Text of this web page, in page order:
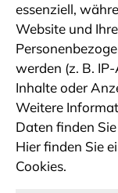
essenziell,
Website und
werden (z. B.
Inhalte oder
Weitere
Daten finden
Hier finden Sie
Cookies.